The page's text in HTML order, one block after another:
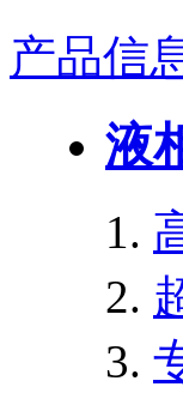
产品信
液